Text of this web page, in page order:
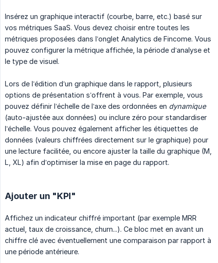
Insérez un graphique interactif (courbe, barre, etc.) basé sur
vos métriques SaaS. Vous devez choisir entre toutes les
métriques proposées dans l’onglet Analytics de Fincome. Vous
pouvez configurer la métrique affichée, la période d’analyse et
le type de visuel.
Lors de l’édition d’un graphique dans le rapport, plusieurs
options de présentation s’offrent à vous. Par exemple, vous
pouvez définir l’échelle de l’axe des ordonnées en dynamique
(auto-ajustée aux données) ou inclure zéro pour standardiser
l’échelle. Vous pouvez également afficher les étiquettes de
données (valeurs chiffrées directement sur le graphique) pour
une lecture facilitée, ou encore ajuster la taille du graphique (M,
L, XL) afin d’optimiser la mise en page du rapport.
Ajouter un "KPI"
Affichez un indicateur chiffré important (par exemple MRR
actuel, taux de croissance, churn...). Ce bloc met en avant un
chiffre clé avec éventuellement une comparaison par rapport à
une période antérieure.